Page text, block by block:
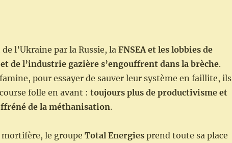
l’Ukraine par la Russie, laFNSEA et les lobbies de
de l’industrie gazière s’engouffrent dans la brèche.
pour essayer de sauver leur système en faillite, ils
folle en avant : toujours plus de productivisme et
de la méthanisation.
le groupe Total Energiesprend toute sa place